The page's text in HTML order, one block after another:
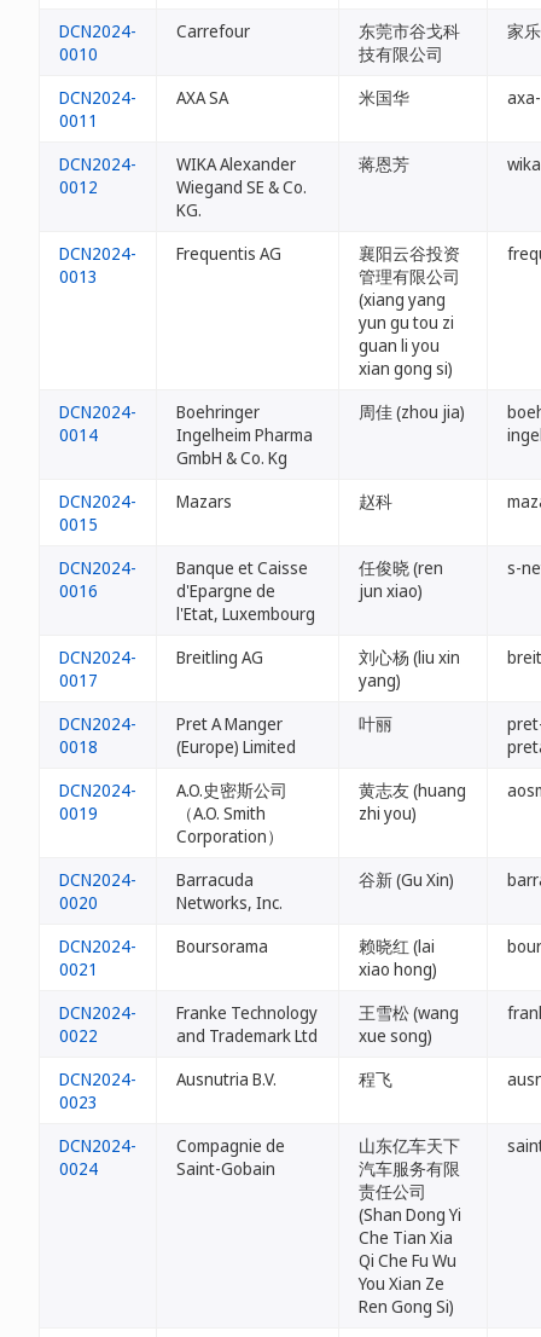
DCN2024-
0010
Carrefour
东莞市谷戈科
技有限公司
家
DCN2024-
0011
AXA SA 米国华
DCN2024-
0012
WIKA Alexander
Wiegand SE & Co.
KG.
蒋恩芳
DCN2024-
0013
Frequentis AG
襄阳云谷投资
管理有限公司
(xiang yang
yun gu tou zi
guan li you
xian gong si)
DCN2024-
0014
Boehringer
Ingelheim Pharma
GmbH & Co. Kg
周佳 (zhou jia)
DCN2024-
0015
Mazars 赵科
DCN2024-
0016
Banque et Caisse
d'Epargne de
l'Etat, Luxembourg
任俊晓 (ren
jun xiao)
s-
DCN2024-
0017
Breitling AG
刘心杨 (liu xin
yang)
DCN2024-
0018
Pret A Manger
(Europe) Limited
叶丽
DCN2024-
0019
A.O.史密斯公司
（A.O. Smith
Corporation）
黄志友 (huang
zhi you)
DCN2024-
0020
Barracuda
Networks, Inc.
谷新 (Gu Xin)
DCN2024-
0021
Boursorama
赖晓红 (lai
xiao hong)
DCN2024-
0022
Franke Technology
and Trademark Ltd
王雪松 (wang
xue song)
DCN2024-
0023
Ausnutria B.V. 程飞
DCN2024-
0024
Compagnie de
Saint-Gobain
山东亿车天下
汽车服务有限
责任公司
(Shan Dong Yi
Che Tian Xia
Qi Che Fu Wu
You Xian Ze
Ren Gong Si)